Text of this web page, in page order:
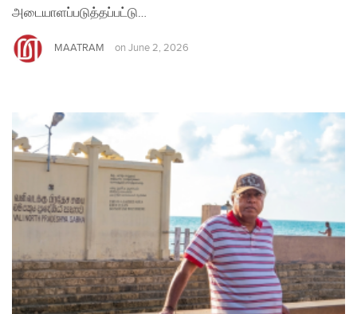
அடையாளப்படுத்தப்பட்டு…
MAATRAM on June 2, 2026